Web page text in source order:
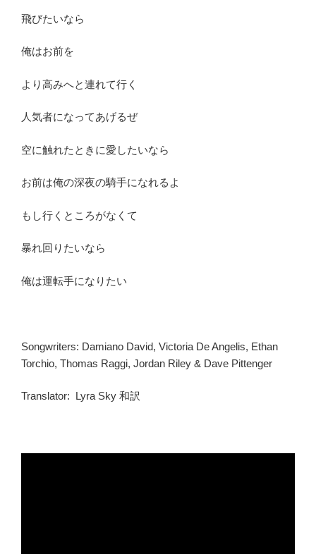
飛びたいなら
俺はお前を
より高みへと連れて行く
人気者になってあげるぜ
空に触れたときに愛したいなら
お前は俺の深夜の騎手になれるよ
もし行くところがなくて
暴れ回りたいなら
俺は運転手になりたい
Songwriters: Damiano David, Victoria De Angelis, Ethan
Torchio, Thomas Raggi, Jordan Riley & Dave Pittenger
Translator: Lyra Sky 和訳